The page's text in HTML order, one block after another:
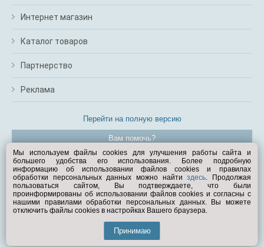
Интернет магазин
Каталог товаров
Партнерство
Реклама
Перейти на полную версию
Вам помочь?
© Exist.ru 1998—2026
Мы используем файлы cookies для улучшения работы сайта и
большего удобства его использования. Более подробную
информацию об использовании файлов cookies и правилах
обработки персональных данных можно найтиздесь. Продолжая
пользоваться сайтом, Вы подтверждаете, что были
проинформированы об использовании файлов cookies и согласны с
нашими правилами обработки персональных данных. Вы можете
отключить файлы cookies в настройках Вашего браузера.
Принимаю